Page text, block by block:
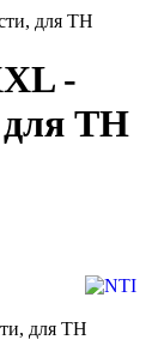
для ТН
-
для ТН
для ТН